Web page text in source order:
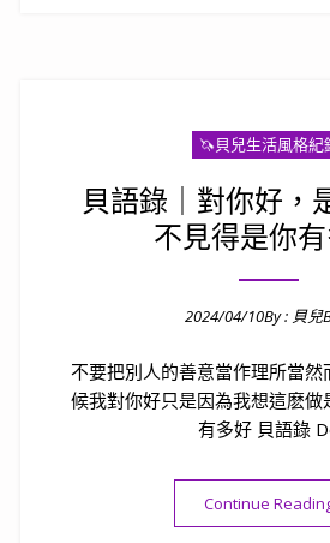
🦄️貝兒生活風格紀
貝語錄｜對你好，
不見得是你
2024/04/10By : 貝兒
不要把別人的善意當作理所當然
候我對你好只是因為我想這麽做
有多好 貝語錄
Continue